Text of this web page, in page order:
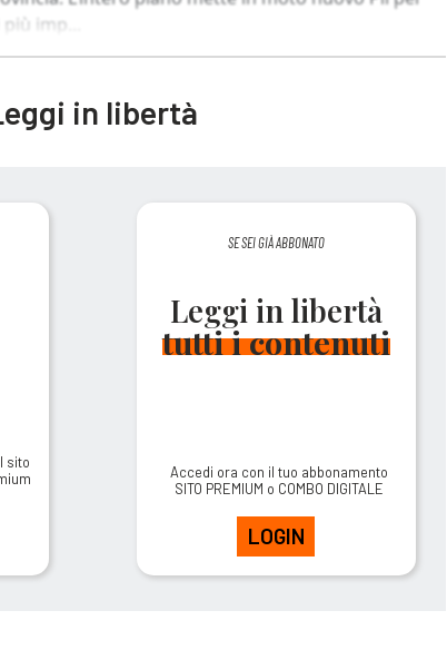
imp...
in libertà
sito
SE SEI GIÀ ABBONATO
Leggi in libertà
tutti i contenuti
Accedi ora con il tuo abbonamento
SITO PREMIUM o COMBO DIGITALE
LOGIN